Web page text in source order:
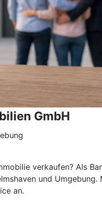
GmbH
verkaufen? Als
und
an.